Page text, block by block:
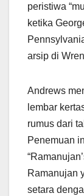
peristiwa
ketika
arsip di
Andrews
lembar
rumus dari
Penemuan
Ramanujan
setara